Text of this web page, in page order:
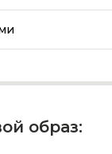
образ: